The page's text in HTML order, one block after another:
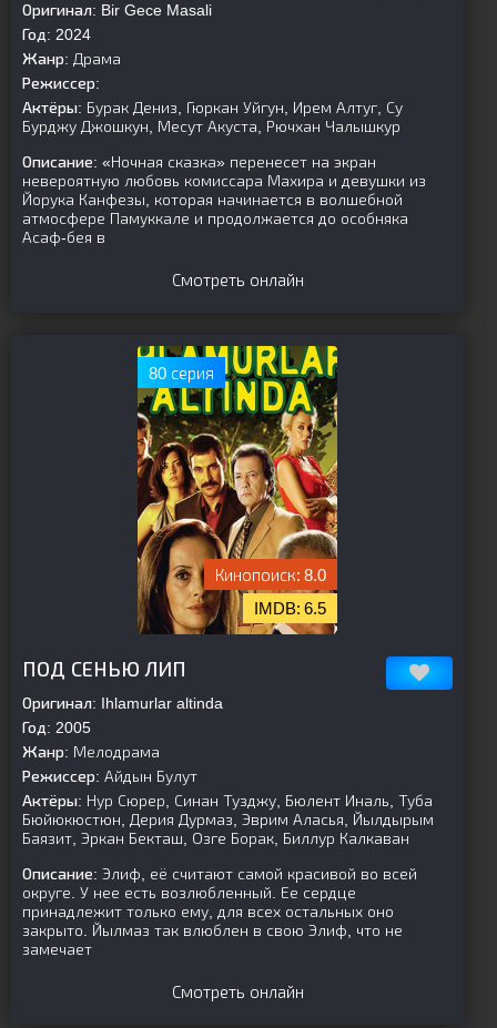
Оригинал: Bir Gece Masali
Год: 2024
Жанр: Драма
Режиссер:
Актёры: Бурак Дениз, Гюркан Уйгун, Ирем Алтуг, Су
Бурджу Джошкун, Месут Акуста, Рючхан Чалышкур
Описание: «Ночная сказка» перенесет на экран
невероятную любовь комиссара Махира и девушки из
Йорука Канфезы, которая начинается в волшебной
атмосфере Памуккале и продолжается до особняка
Асаф-бея в
Смотреть онлайн
80 серия
8.0
6.5
ПОД СЕНЬЮ ЛИП
Оригинал: Ihlamurlar altinda
Год: 2005
Жанр: Мелодрама
Режиссер: Айдын Булут
Актёры: Нур Сюрер, Синан Тузджу, Бюлент Иналь, Туба
Бюйюкюстюн, Дерия Дурмаз, Эврим Аласья, Йылдырым
Баязит, Эркан Бекташ, Озге Борак, Биллур Калкаван
Описание: Элиф, её считают самой красивой во всей
округе. У нее есть возлюбленный. Ее сердце
принадлежит только ему, для всех остальных оно
закрыто. Йылмаз так влюблен в свою Элиф, что не
замечает
Смотреть онлайн